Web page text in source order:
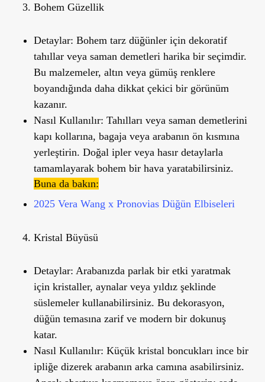
Bohem Güzellik
Detaylar: Bohem tarz düğünler için dekoratif
tahıllar veya saman demetleri harika bir seçimdir.
Bu malzemeler, altın veya gümüş renklere
boyandığında daha dikkat çekici bir görünüm
kazanır.
Nasıl Kullanılır: Tahılları veya saman demetlerini
kapı kollarına, bagaja veya arabanın ön kısmına
yerleştirin. Doğal ipler veya hasır detaylarla
tamamlayarak bohem bir hava yaratabilirsiniz.
Buna da bakın:
2025 Vera Wang x Pronovias Düğün Elbiseleri
Kristal Büyüsü
Detaylar: Arabanızda parlak bir etki yaratmak
için kristaller, aynalar veya yıldız şeklinde
süslemeler kullanabilirsiniz. Bu dekorasyon,
düğün temasına zarif ve modern bir dokunuş
katar.
Nasıl Kullanılır: Küçük kristal boncukları ince bir
ipliğe dizerek arabanın arka camına asabilirsiniz.